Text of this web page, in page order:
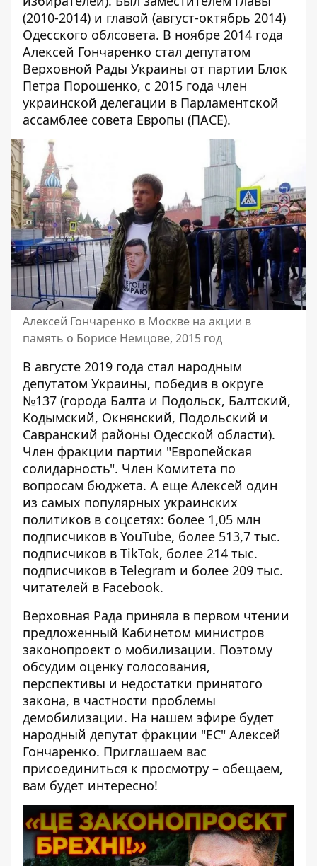
(2010-2014) и главой (август-октябрь 2014)
Одесского облсовета. В ноябре 2014 года
Алексей Гончаренко стал депутатом
Верховной Рады Украины от партии Блок
Петра Порошенко, с 2015 года член
украинской делегации в Парламентской
ассамблее совета Европы (ПАСЕ).
Алексей Гончаренко в Москве на акции в
память о Борисе Немцове, 2015 год
В августе 2019 года стал народным
депутатом Украины, победив в округе
№137 (города Балта и Подольск, Балтский,
Кодымский, Окнянский, Подольский и
Савранский районы Одесской области).
Член фракции партии "Европейская
солидарность". Член Комитета по
вопросам бюджета. А еще Алексей один
из самых популярных украинских
политиков в соцсетях: более 1,05 млн
подписчиков в YouTube, более 513,7 тыс.
подписчиков в TikTok, более 214 тыс.
подписчиков в Telegram и более 209 тыс.
читателей в Facebook.
Верховная Рада приняла в первом чтении
предложенный Кабинетом министров
законопроект о мобилизации. Поэтому
обсудим оценку голосования,
перспективы и недостатки принятого
закона, в частности проблемы
демобилизации. На нашем эфире будет
народный депутат фракции "ЕС" Алексей
Гончаренко. Приглашаем вас
присоединиться к просмотру – обещаем,
вам будет интересно!